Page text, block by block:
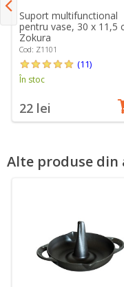
Suport multifunctional
pentru vase, 30 x 11,5
Zokura
Cod: Z1101
(11)
În stoc
22 lei
Alte produse din